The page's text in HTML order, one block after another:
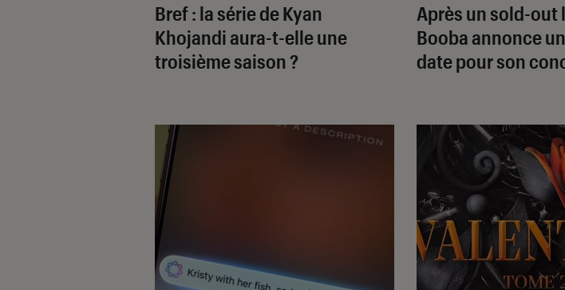
Bref: la série de Kyan
Khojandi aura-t-elle une
troisième saison ?
Après unsold-out
Booba annonce
date pour son